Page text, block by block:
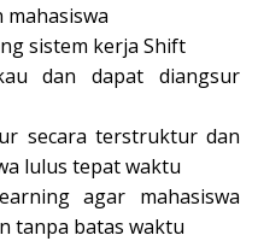
mahasiswa
sistem kerja Shift
dan dapat diangsur
secara terstruktur dan
lulus tepat waktu
agar mahasiswa
tanpa batas waktu